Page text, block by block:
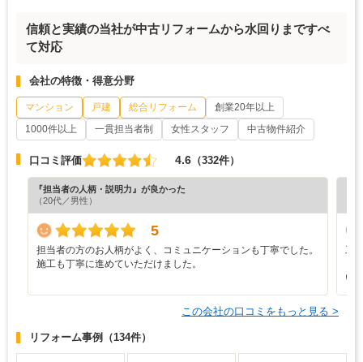
信頼と実績の当社が中古リフォームから水回りまですべ
て対応
会社の特徴・得意分野
マンション 戸建 総合リフォーム
創業20年以上
1000件以上
一貫担当者制 女性スタッフ 中古物件紹介
口コミ評価 4.6 （332件）
『担当者の人柄・説明力』が良かった
（20代／男性）
5
担当者の方のお人柄がよく、コミュニケーションも丁寧でした。
施工も丁寧に進めていただけました。
工
い
この会社の口コミをもっと見る >
リフォーム事例 （134件）